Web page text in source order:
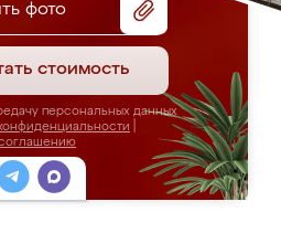
фото
стоимость
персональных данных